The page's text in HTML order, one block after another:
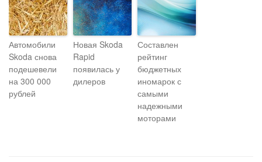
Автомобили
Skoda снова
подешевели
на 300 000
рублей
Новая Skoda
Rapid
появилась у
дилеров
Составлен
рейтинг
бюджетных
иномарок с
самыми
надежными
моторами